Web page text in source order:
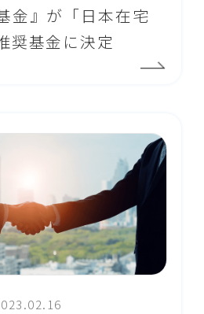
金』が「日本在宅
奨基金に決定